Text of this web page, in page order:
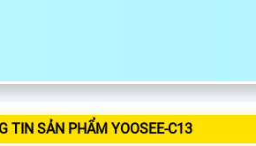
TIN SẢN PHẨM YOOSEE-C13